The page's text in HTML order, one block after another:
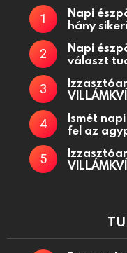
Napi
hány
Napi
választ
Ismét
fel az